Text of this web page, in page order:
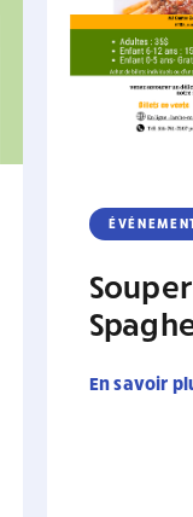
Souper
En savoir